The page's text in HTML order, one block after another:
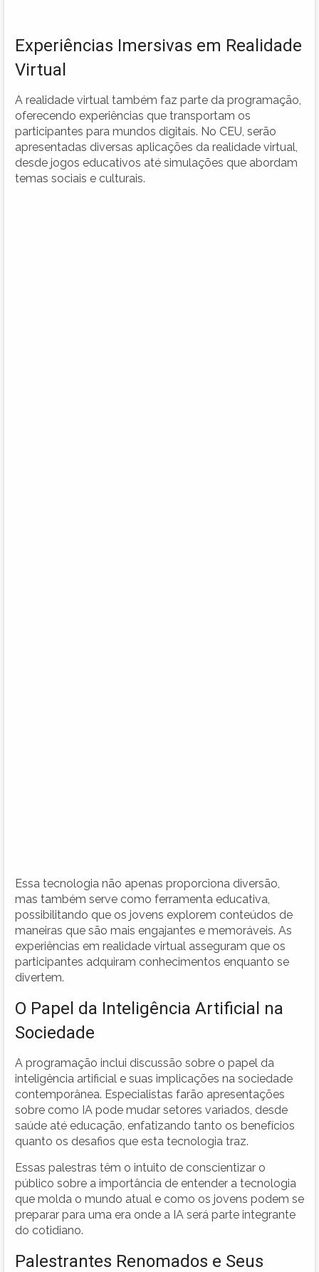
Experiências Imersivas em Realidade
Virtual
A realidade virtual também faz parte da programação,
oferecendo experiências que transportam os
participantes para mundos digitais. No CEU, serão
apresentadas diversas aplicações da realidade virtual,
desde jogos educativos até simulações que abordam
temas sociais e culturais.
Essa tecnologia não apenas proporciona diversão,
mas também serve como ferramenta educativa,
possibilitando que os jovens explorem conteúdos de
maneiras que são mais engajantes e memoráveis. As
experiências em realidade virtual asseguram que os
participantes adquiram conhecimentos enquanto se
divertem.
O Papel da Inteligência Artificial na
Sociedade
A programação inclui discussão sobre o papel da
inteligência artificial e suas implicações na sociedade
contemporânea. Especialistas farão apresentações
sobre como IA pode mudar setores variados, desde
saúde até educação, enfatizando tanto os benefícios
quanto os desafios que esta tecnologia traz.
Essas palestras têm o intuito de conscientizar o
público sobre a importância de entender a tecnologia
que molda o mundo atual e como os jovens podem se
preparar para uma era onde a IA será parte integrante
do cotidiano.
Palestrantes Renomados e Seus